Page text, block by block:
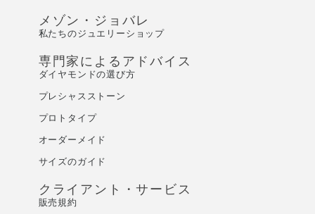
メゾン・ジョバレ
私たちのジュエリーショップ
専門家によるアドバイス
ダイヤモンドの選び方
プレシャスストーン
プロトタイプ
オーダーメイド
サイズのガイド
クライアント・サービス
販売規約